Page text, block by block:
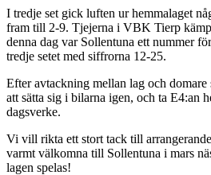
I tredje set gick luften ur hemmalaget
fram till 2-9. Tjejerna i VBK Tierp
denna dag var Sollentuna ett nummer
tredje setet med siffrorna 12-25.
Efter avtackning mellan lag och domare
att sätta sig i bilarna igen, och ta E4:an
dagsverke.
Vi vill rikta ett stort tack till
varmt välkomna till Sollentuna i mars
lagen spelas!